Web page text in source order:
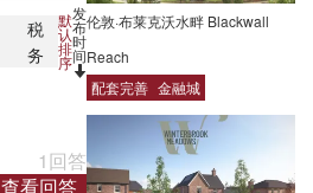
税
务
默
认
排
序
发
布
时
间
1回答
查看回答
伦敦·布莱克沃水畔 Blackwall
Reach
配套完善 金融城